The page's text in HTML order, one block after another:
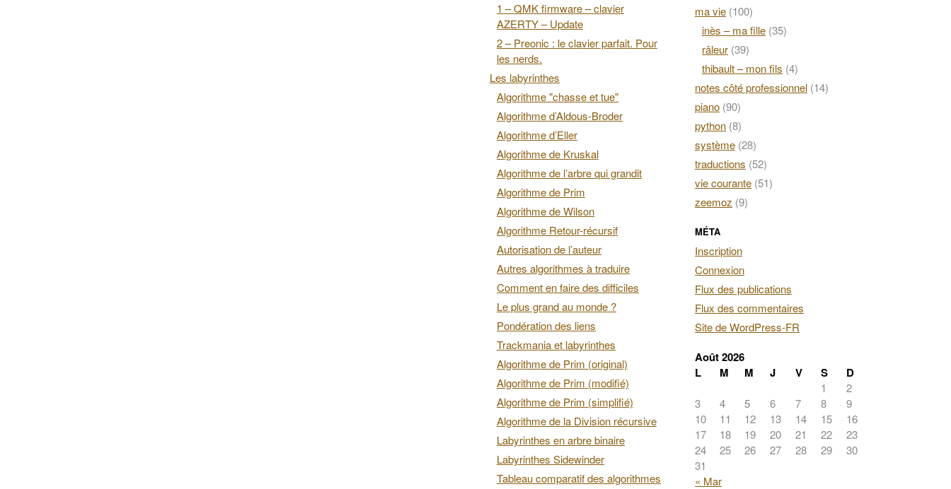
1 – QMK firmware – clavier
AZERTY – Update
2 – Preonic : le clavier parfait. Pour
les nerds.
Les labyrinthes
Algorithme "chasse et tue"
Algorithme d’Aldous-Broder
Algorithme d’Eller
Algorithme de Kruskal
Algorithme de l’arbre qui grandit
Algorithme de Prim
Algorithme de Wilson
Algorithme Retour-récursif
Autorisation de l’auteur
Autres algorithmes à traduire
Comment en faire des difficiles
Le plus grand au monde ?
Pondération des liens
Trackmania et labyrinthes
Algorithme de Prim (original)
Algorithme de Prim (modifié)
Algorithme de Prim (simplifié)
Algorithme de la Division récursive
Labyrinthes en arbre binaire
Labyrinthes Sidewinder
Tableau comparatif des algorithmes
ma vie (100)
inès – ma fille (35)
râleur (39)
thibault – mon fils (4)
notes côté professionnel (14)
piano (90)
python (8)
système (28)
traductions (52)
vie courante (51)
zeemoz (9)
MÉTA
Inscription
Connexion
Flux des publications
Flux des commentaires
Site de WordPress-FR
Août 2026
L
M M J V S D
1
2
3
4 5 6 7 8
9
10
11 12 13 14 15
16
17
18 19 20 21 22
23
24
25 26 27 28 29
30
31
« Mar